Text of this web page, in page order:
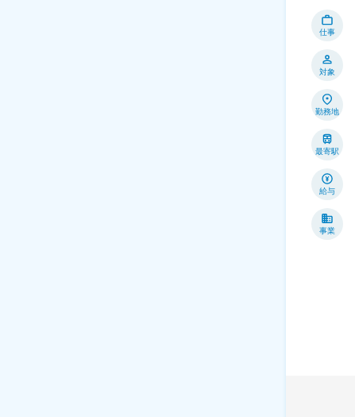
仕事
対象
勤務地
最寄駅
給与
事業